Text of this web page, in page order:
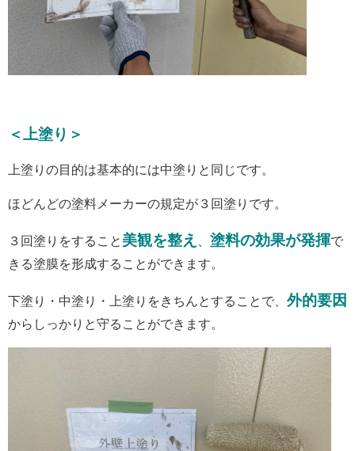
＜上塗り＞
上塗りの目的は基本的には中塗りと同じです。
ほどんどの塗料メーカーの規定が３回塗りです。
３回塗りをすること 美観を整え 塗料の効果が発揮で
きる塗膜を形成することができます。
下塗り・中塗り・上塗りをきちんとすることで、 外的要因
からしっかりと守ることができます。